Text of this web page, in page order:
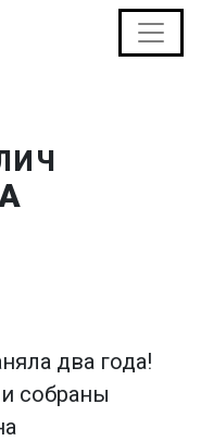
два года!
собраны